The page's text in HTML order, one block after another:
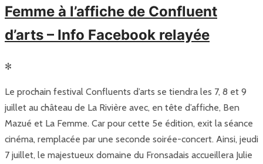
Femme à l’affiche de Confluent
d’arts – Info Facebook relayée
✻
Le prochain festival Confluents d’arts se tiendra les 7, 8 et 9
juillet au château de La Rivière avec, en tête d’affiche, Ben
Mazué et La Femme. Car pour cette 5e édition, exit la séance
cinéma, remplacée par une seconde soirée-concert. Ainsi, jeudi
7 juillet, le majestueux domaine du Fronsadais accueillera Julie